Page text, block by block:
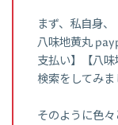
まず、私自身
八味地黄丸
支払い】【八
検索をしてみま
そのように色